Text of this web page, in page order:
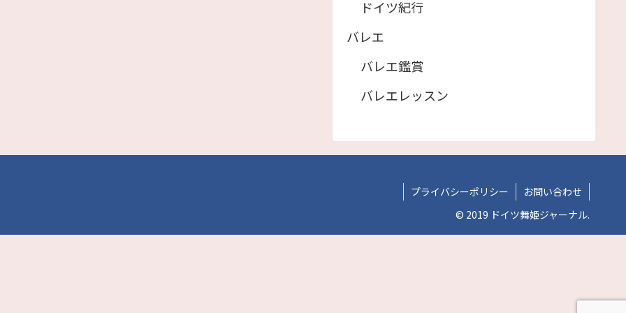
ドイツ紀行
バレエ
バレエ鑑賞
バレエレッスン
プライバシーポリシー
お問い合わせ
© 2019 ドイツ舞姫ジャーナル.